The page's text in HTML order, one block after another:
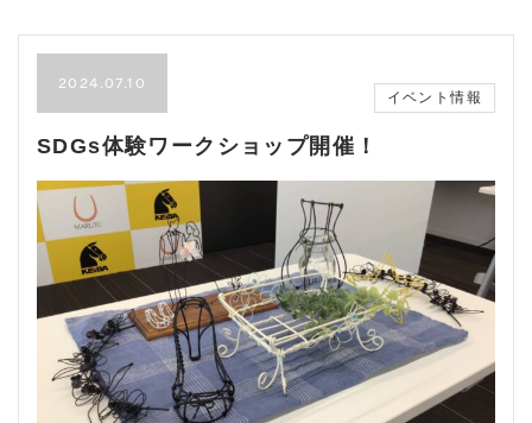
2024.07.10
イベント情報
SDGs体験ワークショップ開催！